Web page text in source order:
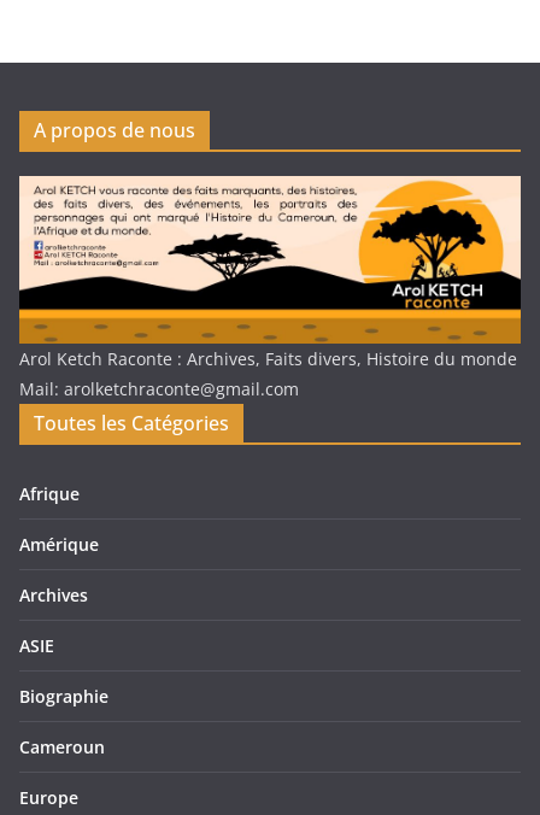
A propos de nous
Arol Ketch Raconte : Archives, Faits divers, Histoire du monde
Mail: arolketchraconte@gmail.com
Toutes les Catégories
Afrique
Amérique
Archives
ASIE
Biographie
Cameroun
Europe